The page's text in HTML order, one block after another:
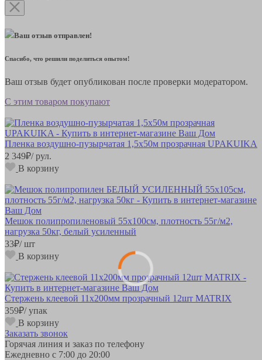
Ваш отзыв отправлен!
Спасибо, что решили поделиться опытом!
Ваш отзыв будет опубликован после проверки модератором.
С этим товаром покупают
Пленка воздушно-пузырчатая 1,5х50м прозрачная UPAKUIKA
2 349₽/ рул.
В корзину
Мешок полипропиленовый 55х100см, плотность 55г/м2,
нагрузка 50кг, белый усиленный
33₽/ шт
В корзину
Стержень клеевой 11х200мм прозрачный 12шт MATRIX
359₽/ упак
В корзину
Заказать звонок
Горячая линия и заказ по телефону
Ежедневно с 7:00 до 20:00